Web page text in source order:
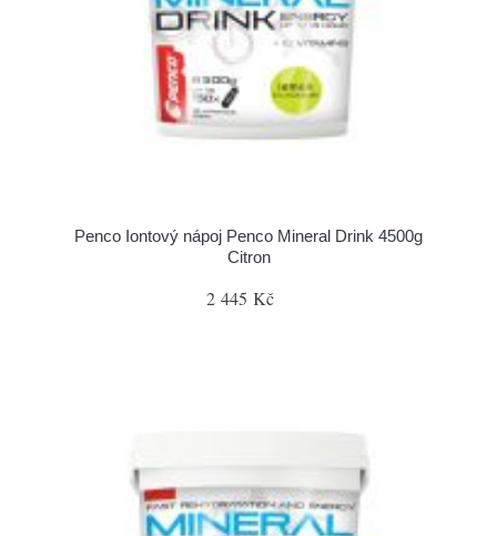
Penco Iontový nápoj Penco Mineral Drink 4500g
Citron
2 445 Kč